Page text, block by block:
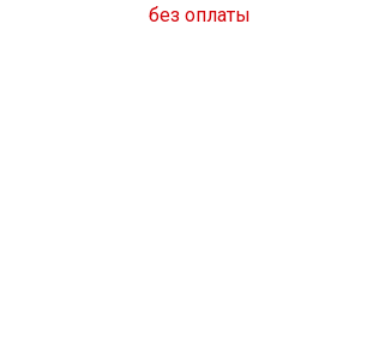
без оплаты